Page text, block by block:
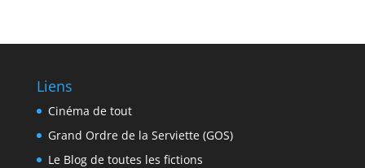
Liens
Cinéma de tout
Grand Ordre de la Serviette (GOS)
Le Blog de toutes les fictions